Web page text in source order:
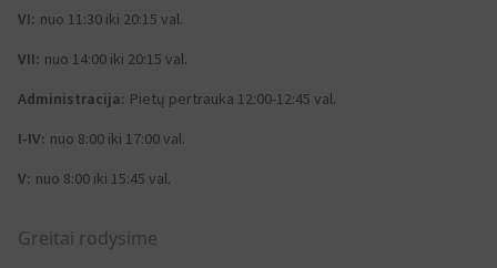
VI: nuo 11:30 iki 20:15 val.
VII: nuo 14:00 iki 20:15 val.
Administracija: Pietų pertrauka 12:00-12:45 val.
I-IV: nuo 8:00 iki 17:00 val.
V: nuo 8:00 iki 15:45 val.
Greitai rodysime